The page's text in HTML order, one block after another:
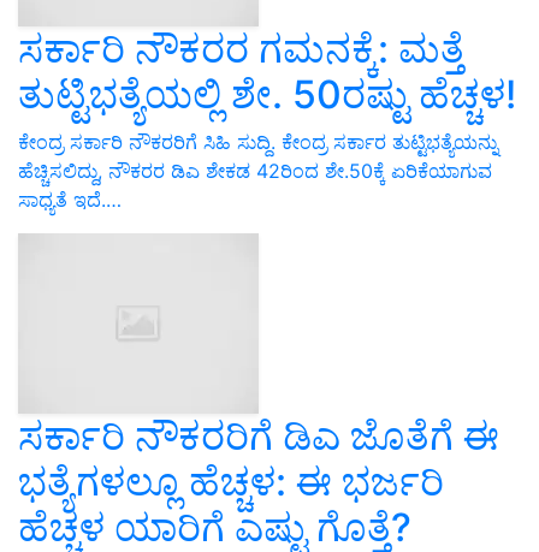
ಸರ್ಕಾರಿ ನೌಕರರ ಗಮನಕ್ಕೆ: ಮತ್ತೆ
ತುಟ್ಟಿಭತ್ಯೆಯಲ್ಲಿ ಶೇ. 50ರಷ್ಟು ಹೆಚ್ಚಳ!
ಕೇಂದ್ರ ಸರ್ಕಾರಿ ನೌಕರರಿಗೆ ಸಿಹಿ ಸುದ್ದಿ. ಕೇಂದ್ರ ಸರ್ಕಾರ ತುಟ್ಟಿಭತ್ಯೆಯನ್ನು
ಹೆಚ್ಚಿಸಲಿದ್ದು, ನೌಕರರ ಡಿಎ ಶೇಕಡ 42ರಿಂದ ಶೇ.50ಕ್ಕೆ ಏರಿಕೆಯಾಗುವ
ಸಾಧ್ಯತೆ ಇದೆ.…
ಸರ್ಕಾರಿ ನೌಕರರಿಗೆ ಡಿಎ ಜೊತೆಗೆ ಈ
ಭತ್ಯೆಗಳಲ್ಲೂ ಹೆಚ್ಚಳ: ಈ ಭರ್ಜರಿ
ಹೆಚ್ಚಳ ಯಾರಿಗೆ ಎಷ್ಟು ಗೊತ್ತೆ?